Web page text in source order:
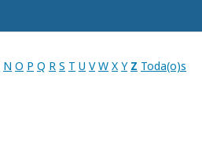
N O P Q R S T U V W X Y Z Toda(o)s